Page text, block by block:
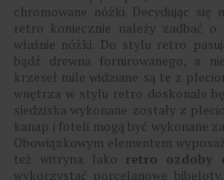
chromowane nóżki. Decydując
retro koniecznie należy zadbać
właśnie nóżki. Do stylu retro
bądź drewna fornirowanego, a
krzeseł mile widziane są te z
wnętrza w stylu retro doskonale
siedziska wykonane zostały z
kanap i foteli mogą być wykonane
Obowiązkowym elementem
też witryna. Jako retro ozdoby
wykorzystać porcelanowe